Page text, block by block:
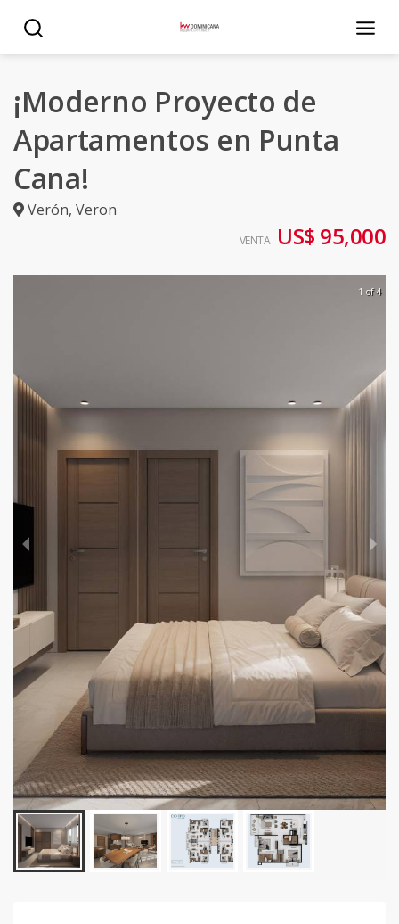
¡Moderno Proyecto de
Apartamentos en Punta
Cana!
Verón, Veron
VENTA US$ 95,000
1 of 4